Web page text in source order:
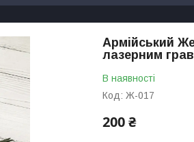
Армійський
лазерним
В наявності
Код: Ж-017
200 ₴